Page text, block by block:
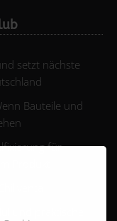
setzt nächste
Bauteile und
für